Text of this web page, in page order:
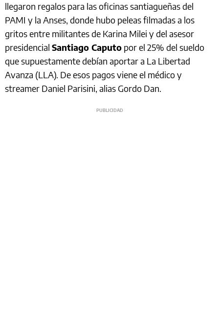
llegaron regalos para las oficinas santiagueñas del
PAMI y la Anses, donde hubo peleas filmadas a los
gritos entre militantes de Karina Milei y del asesor
presidencial Santiago Caputo por el 25% del sueldo
que supuestamente debían aportar a La Libertad
Avanza (LLA). De esos pagos viene el médico y
streamer Daniel Parisini, alias Gordo Dan.